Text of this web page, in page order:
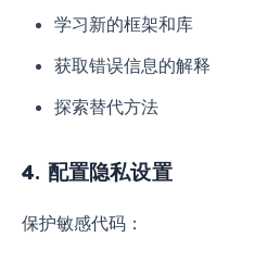
学习新的框架和库
获取错误信息的解释
探索替代方法
4. 配置隐私设置
保护敏感代码：